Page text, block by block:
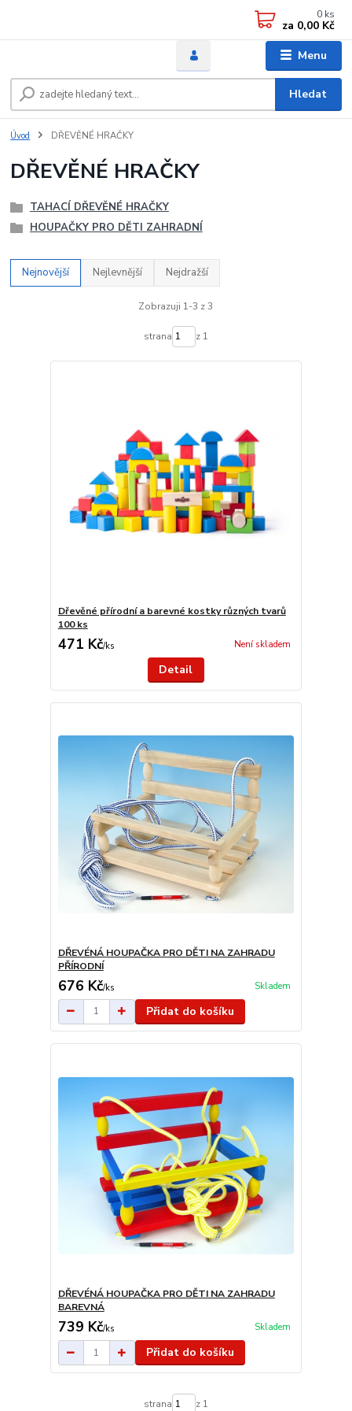
Menu
Hledat
0 ks
za 0,00 Kč
Úvod DŘEVĚNÉ HRAČKY
DŘEVĚNÉ HRAČKY
TAHACÍ DŘEVĚNÉ HRAČKY
HOUPAČKY PRO DĚTI ZAHRADNÍ
Nejnovější Nejlevnější Nejdražší
Zobrazuji 1-3 z 3
strana z 1
Dřevěné přírodní a barevné kostky různých tvarů
100 ks
471 Kč/ks Není skladem
Detail
DŘEVÉNÁ HOUPAČKA PRO DĚTI NA ZAHRADU
PŘÍRODNÍ
676 Kč/ks Skladem
Přidat do košíku
DŘEVÉNÁ HOUPAČKA PRO DĚTI NA ZAHRADU
BAREVNÁ
739 Kč/ks Skladem
Přidat do košíku
strana z 1